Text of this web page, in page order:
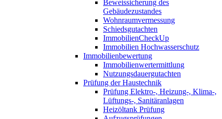
Beweissicherung des
Gebäudezustandes
Wohnraumvermessung
Schiedsgutachten
ImmobilienCheckUp
Immobilien Hochwasserschutz
Immobilienbewertung
Immobilienwertermittlung
Nutzungsdauergutachten
Prüfung der Haustechnik
Prüfung Elektro-, Heizung-, Klima-,
Lüftungs-, Sanitäranlagen
Heizöltank Prüfung